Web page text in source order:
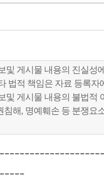
및 게시물 내용의 진실성
법적 책임은 자료 등록자
및 게시물 내용의 불법적
침해, 명예훼손 등 분쟁요